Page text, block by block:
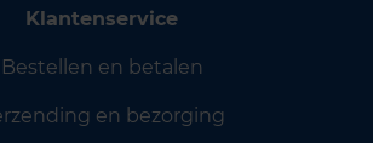
Klantenservice
Bestellen en betalen
en bezorging